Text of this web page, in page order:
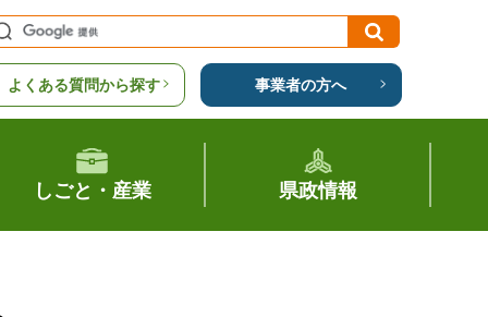
よくある質問から探す 事業者の方へ
しごと・産業 県政情報